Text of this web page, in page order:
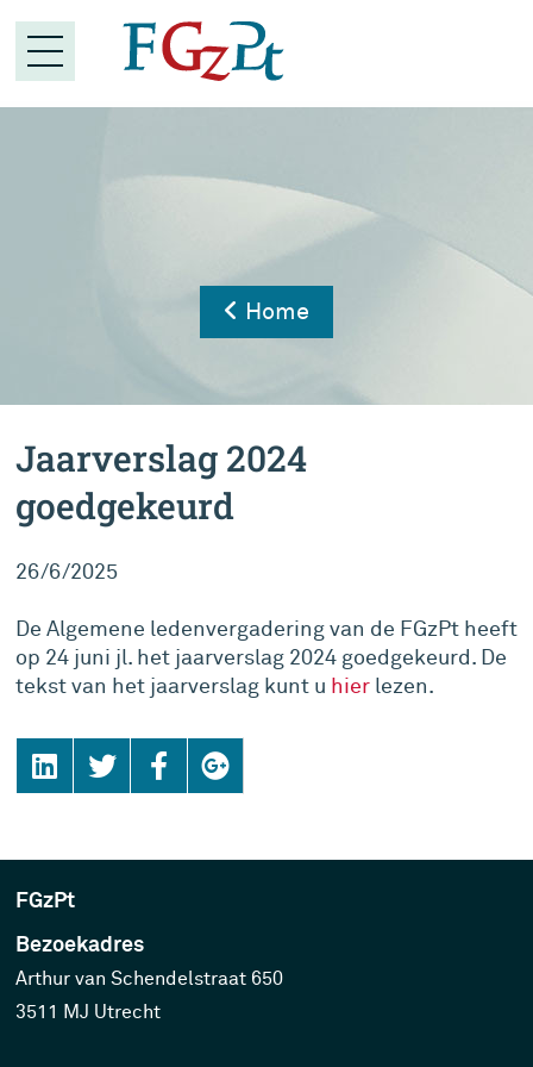
Home
Jaarverslag 2024
goedgekeurd
26/6/2025
De Algemene ledenvergadering van de FGzPt heeft
op 24 juni jl. het jaarverslag 2024 goedgekeurd. De
tekst van het jaarverslag kunt u hierlezen.
FGzPt
Bezoekadres
Arthur van Schendelstraat 650
3511 MJ Utrecht